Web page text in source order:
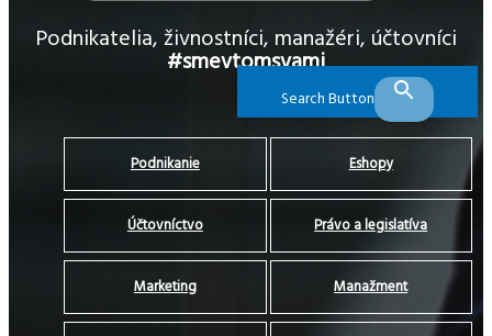
Search Button
Podnikatelia, živnostníci, manažéri, účtovníci
#smevtomsvami
Podnikanie Eshopy
Účtovníctvo Právo a legislatíva
Marketing Manažment